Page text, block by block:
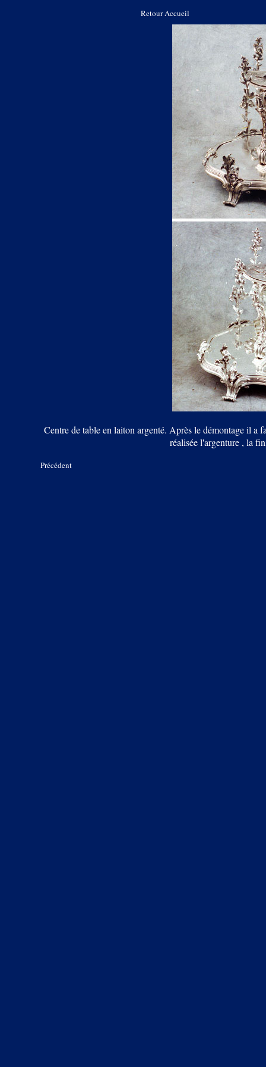
Retour Accueil
Centre de table en laiton argenté. Après le démontage il a
réalisée l'argenture , la
Précédent